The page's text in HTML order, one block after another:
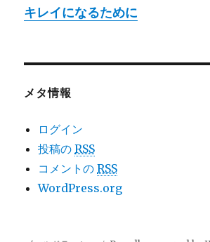
キレイになるために
メタ情報
ログイン
投稿のRSS
コメントのRSS
WordPress.org